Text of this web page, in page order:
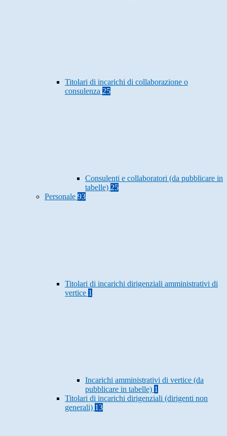
Titolari di incarichi di collaborazione o
consulenza 25
Consulenti e collaboratori (da pubblicare in
tabelle) 25
Personale 93
Titolari di incarichi dirigenziali amministrativi di
vertice 1
Incarichi amministrativi di vertice (da
pubblicare in tabelle) 1
Titolari di incarichi dirigenziali (dirigenti non
generali) 13